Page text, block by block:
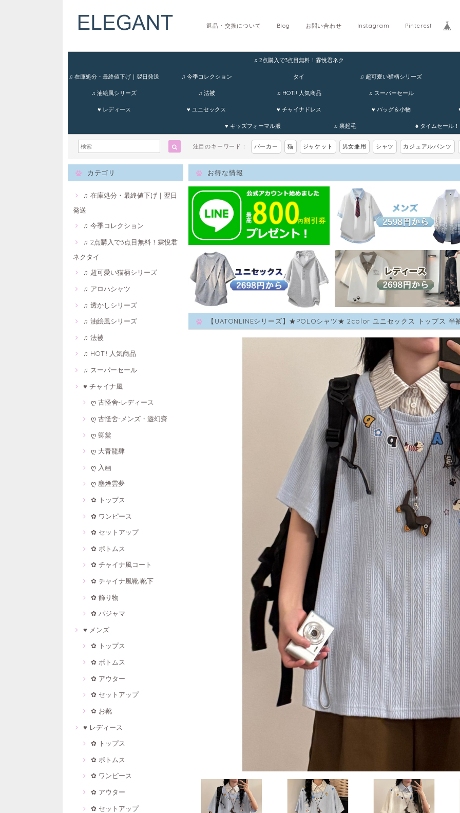
Pinterest
Instagram
お問い合わせ
Blog
返品・交換について
♫ 在庫処分・最終値下げ｜翌日発送 ♫ 今季コレクション
♫ 2点購入で3点目無料！霖悅君ネク
タイ ♫ 超可愛い猫柄シリーズ
♫ 油絵風シリーズ ♫ 法被 ♫ HOT!! 人気商品 ♫ スーパーセール
♥ レディース ♥ ユニセックス ♥ チャイナドレス ♥ バッグ＆小物
♥ キッズフォーマル服 ♫ 裏起毛 ♠ タイムセール！
注目のキーワード： パーカー 猫 ジャケット 男女兼用 シャツ カジュアルパンツ
カテゴリ
♫ 在庫処分・最終値下げ｜翌日
発送
♫ 今季コレクション
♫ 2点購入で3点目無料！霖悅君
ネクタイ
♫ 超可愛い猫柄シリーズ
♫ アロハシャツ
♫ 透かしシリーズ
♫ 油絵風シリーズ
♫ 法被
♫ HOT!! 人気商品
♫ スーパーセール
♥ チャイナ風
ღ 古怪舍-レディース
ღ 古怪舍-メンズ・遊幻齋
ღ 卿棠
ღ 大青龍肆
ღ 入画
ღ 塵煙雲夢
✿ トップス
✿ ワンピース
✿ セットアップ
✿ ボトムス
✿ チャイナ風コート
✿ チャイナ風靴·靴下
✿ 飾り物
✿ パジャマ
♥ メンズ
✿ トップス
✿ ボトムス
✿ アウター
✿ セットアップ
✿ お靴
♥ レディース
✿ トップス
✿ ボトムス
✿ ワンピース
✿ アウター
✿ セットアップ
お得な情報
【UATONLINEシリーズ】★POLOシャツ★ 2color ユニセックス トップス 半